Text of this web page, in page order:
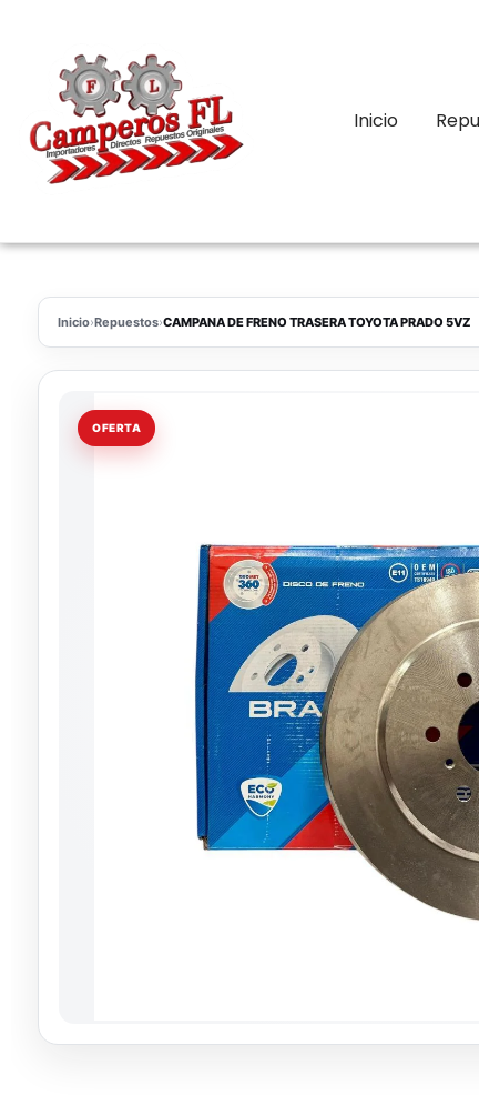
Inicio
Inicio›Repuestos›CAMPANA DE FRENO TRASERA TOYOTA PRADO 5VZ
OFERTA